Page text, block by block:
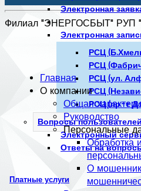
Электронная
Электронная
РСЦ
РСЦ
РСЦ (ул.
РСЦ
РСЦ (пр-т
Вопросы пользователей
Электронный
Ответы на
Платные услуги
Филиал "ЭНЕРГОСБЫТ" РУП
Главная
О компании
Общая
Руководство
Персональные
Обработка
О